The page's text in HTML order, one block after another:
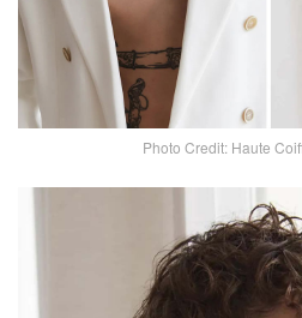
Photo Credit: Haute